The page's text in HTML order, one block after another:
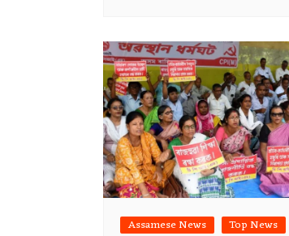
Assamese News Top News